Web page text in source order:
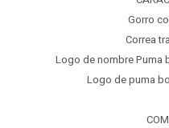
Gorro
Correa
Logo de nombre Puma
Logo de puma